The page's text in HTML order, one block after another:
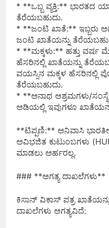
* **ಒಬ್ಬ ವ್ಯಕ್ತಿ:** ಭಾರತದ
ತೆರೆಯಬಹುದು.
* **ಜಂಟಿ ಖಾತೆ:** ಇಬ್ಬರು
ಜಂಟಿ ಖಾತೆಯನ್ನು
* **ಮಕ್ಕಳು:** ಹತ್ತು ವರ್ಷ
ಹೆಸರಿನಲ್ಲಿ ಖಾತೆಯನ್ನು
ವಯಸ್ಸಿನ ಮಕ್ಕಳ ಹೆಸರಿನಲ್ಲಿ
ತೆರೆಯಬಹುದು.
* **ಅನಾಥ ಆಶ್ರಮಗಳು/
ಅಡಿಯಲ್ಲಿ ಇವುಗಳೂ
**ಟಿಪ್ಪಣಿ:** ಅನಿವಾಸಿ
ಅವಿಭಜಿತ ಕುಟುಂಬಗಳು
ಮಾಡಲು ಅರ್ಹರಲ್ಲ.
### **ಅಗತ್ಯ ದಾಖಲೆಗಳು**
ಕಿಸಾನ್ ವಿಕಾಸ್ ಪತ್ರ
ದಾಖಲೆಗಳು ಅಗತ್ಯವಿದೆ: